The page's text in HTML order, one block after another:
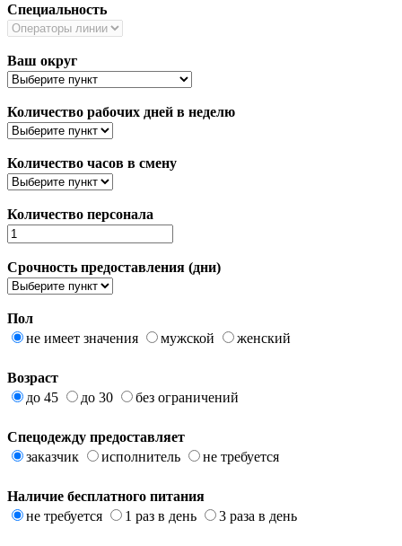
Специальность
Ваш округ
Количество рабочих дней в неделю
Количество часов в смену
Количество персонала
Срочность предоставления (дни)
Пол
не имеет значения
мужской женский
Возраст
до 45
до 30 без ограничений
Спецодежду предоставляет
заказчик
исполнитель не требуется
Наличие бесплатного питания
не требуется
1 раз в день 3 раза в день